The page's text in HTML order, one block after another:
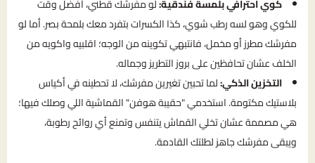
كوي احترافي بلمسة فندقية:لو مفرشك قطني، أفضل وقت
للكوي وهو لسه رطب شوي، كذا الكسرات بتفرد معك بلمحة بصر. أما لو
مفرشك مطرز أو مخمل، فانتبهي تكوينه من الوجه؛ اقلبيه واكويه من
الخلف عشان تحافظين على بروز التطريز وجماله.
التخزين الذكي:لما تحبين تغيرين مفرشك، لا تحطينه في أكياس
بلاستيك مكتومة. استخدمي "حقيبة هوفن" القماشية اللي وصلك فيها؛
هي مصممة عشان تخلي القماش يتنفس وتمنع أي روائح رطوبة،
ويبقى مفرشك جاهز لطلتك القادمة.